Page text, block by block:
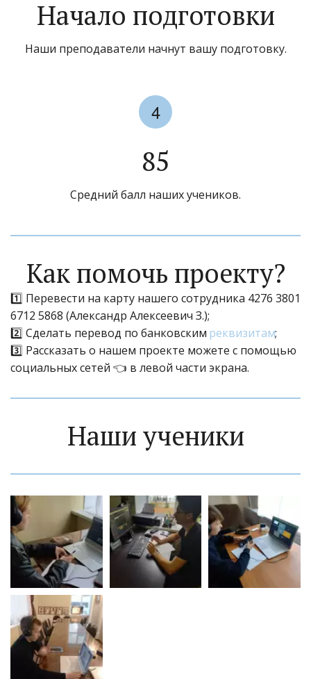
Начало подготовки
Наши преподаватели начнут вашу подготовку.
85
Средний балл наших учеников.
Как помочь проекту?
1️⃣ Перевести на карту нашего сотрудника 4276 3801
6712 5868 (Александр Алексеевич З.);
2️⃣ Сделать перевод по банковским реквизитам;
3️⃣ Рассказать о нашем проекте можете с помощью
социальных сетей 👈 в левой части экрана.
Наши ученики